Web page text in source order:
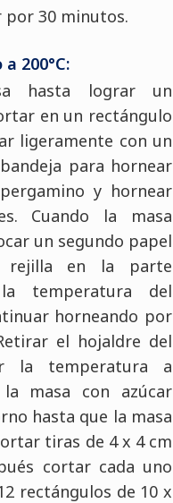
por 30 minutos.
200°C:
hasta lograr un
en un rectángulo
ligeramente con un
para hornear
y hornear
Cuando la masa
un segundo papel
rejilla en la parte
temperatura del
horneando por
el hojaldre del
la temperatura a
la masa con azúcar
hasta que la masa
tiras de 4 x 4 cm
cortar cada uno
rectángulos de 10 x